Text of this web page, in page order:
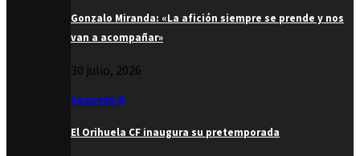
Gonzalo Miranda: «La afición siempre se prende y nos
van a acompañar»
30 julio, 2026
Segunda B
El Orihuela CF inaugura su pretemporada